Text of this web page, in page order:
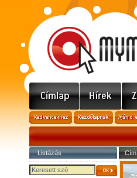
Listázás Cím